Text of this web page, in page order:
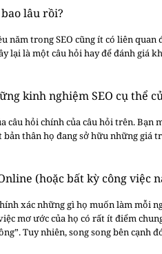
bao lâu rồi?
năm trong SEO cũng ít có liên
lại là một câu hỏi hay để đánh giá
kinh nghiệm SEO cụ thể
câu hỏi chính của câu hỏi trên.
thân họ đang sở hữu những giá
(hoặc bất kỳ công việc
xác những gì họ muốn làm mỗi
mơ ước của họ có rất ít điểm
Tuy nhiên, song song bên